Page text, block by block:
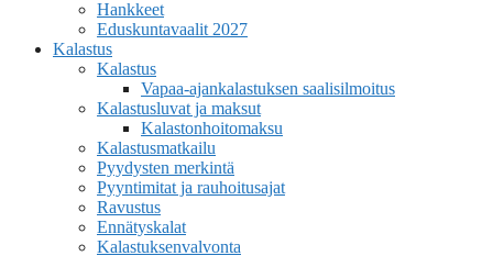
Hankkeet
Eduskuntavaalit 2027
Kalastus
Kalastus
Vapaa-ajankalastuksen saalisilmoitus
Kalastusluvat ja maksut
Kalastonhoitomaksu
Kalastusmatkailu
Pyydysten merkintä
Pyyntimitat ja rauhoitusajat
Ravustus
Ennätyskalat
Kalastuksenvalvonta